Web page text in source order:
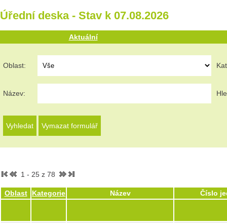
Úřední deska - Stav k 07.08.2026
Aktuální
Oblast:
Název:
1 - 25 z 78
Oblast Kategorie Název Číslo